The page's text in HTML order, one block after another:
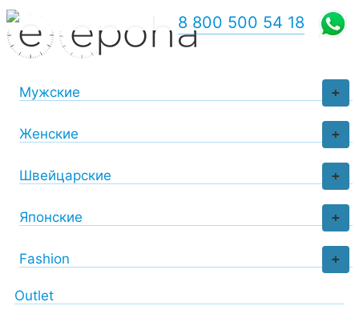
+
Мужские
+
Женские
+
Швейцарские
+
Японские
+
Fashion
Outlet
8 800 500 54 18